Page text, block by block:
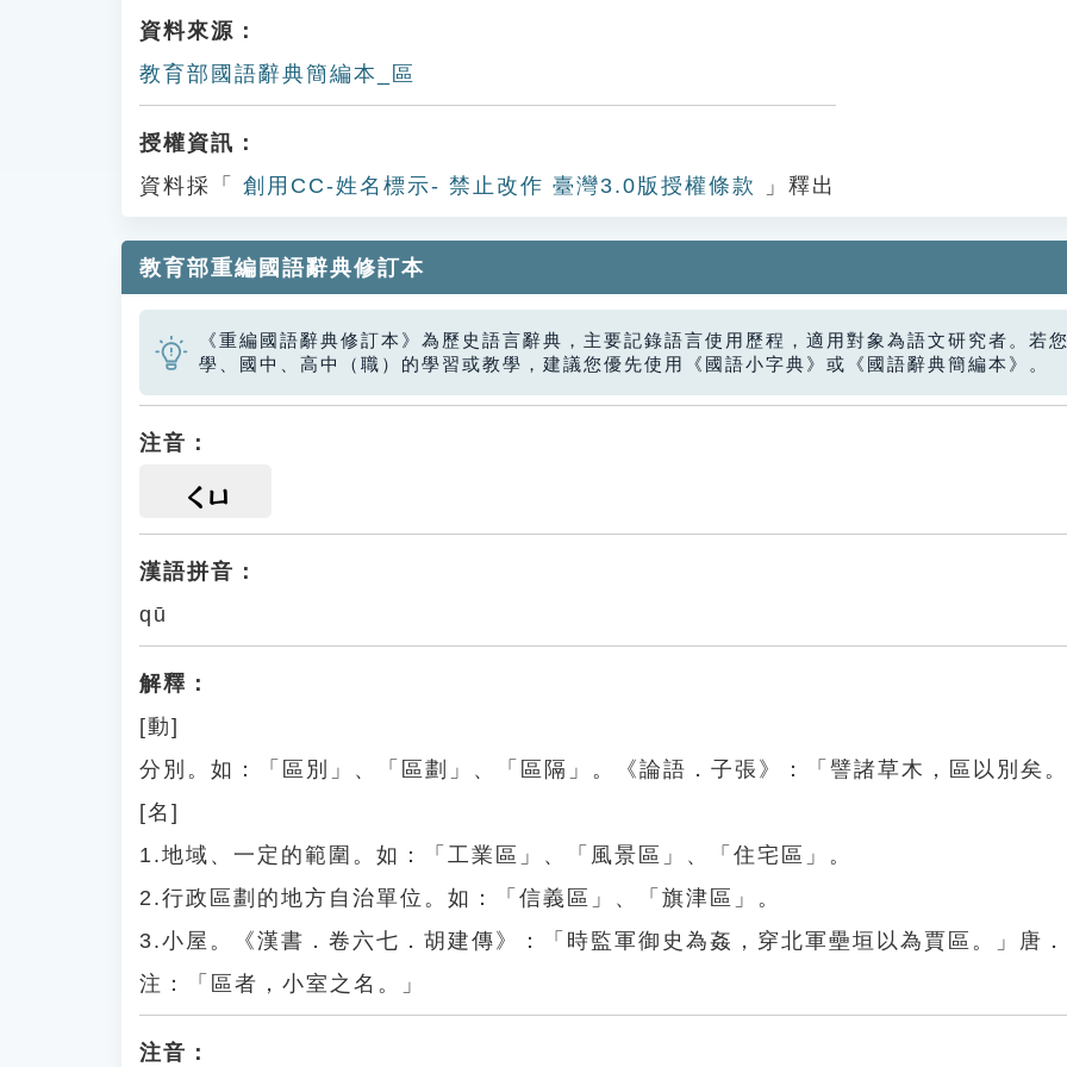
資料來源：
教育部國語辭典簡編本_區
授權資訊：
資料採「
創用CC-姓名標示- 禁止改作 臺灣3.0版授權條款 」釋出
教育部重編國語辭典修訂本
《重編國語辭典修訂本》為歷史語言辭典，主要記錄語言使用歷程，適用對象為語文研究者。若
學、國中、高中（職）的學習或教學，建議您優先使用《國語小字典》或《國語辭典簡編本》。
注音：
ㄑㄩ
漢語拼音：
qū
解釋：
[動]
分別。如：「區別」、「區劃」、「區隔」。《論語．子張》：「譬諸草木，區以別矣
[名]
1.地域、一定的範圍。如：「工業區」、「風景區」、「住宅區」。
2.行政區劃的地方自治單位。如：「信義區」、「旗津區」。
3.小屋。《漢書．卷六七．胡建傳》：「時監軍御史為姦，穿北軍壘垣以為賈區。」唐
注：「區者，小室之名。」
注音：